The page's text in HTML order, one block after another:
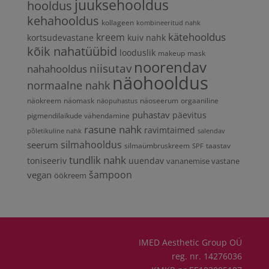
hooldus juuksehooldus
kehahooldus kollageen kombineeritud nahk
kortsudevastane kreem kuiv nahk kätehooldus
kõik nahatüübid looduslik makeup mask
nahahooldus niisutav noorendav
normaalne nahk näohooldus
näokreem näomask näopuhastus näoseerum orgaaniline
pigmendilaikude vähendamine puhastav päevitus
põletikuline nahk rasune nahk ravimtaimed salendav
seerum silmahooldus silmaümbruskreem SPF taastav
toniseeriv tundlik nahk uuendav vananemise vastane
vegan öökreem šampoon
IMED Aesthetic Group OÜ
reg. nr. 14276036